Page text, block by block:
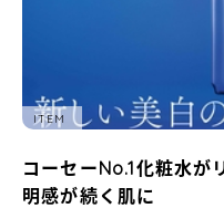
ITEM
コーセーNo.1化粧水が
明感が続く肌に